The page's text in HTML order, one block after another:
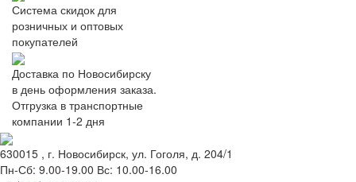
Система скидок для
розничных и оптовых
покупателей
Доставка по Новосибирску
в день оформления заказа.
Отгрузка в транспортные
компании 1-2 дня
630015 , г. Новосибирск, ул. Гоголя, д. 204/1
Пн-Сб: 9.00-19.00 Вс: 10.00-16.00